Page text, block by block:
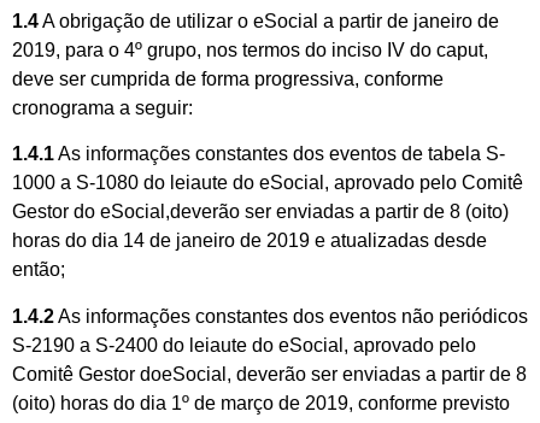
1.4A obrigação de utilizar o eSocial a partir de janeiro de
2019, para o 4º grupo, nos termos do inciso IV do caput,
deve ser cumprida de forma progressiva, conforme
cronograma a seguir:
1.4.1As informações constantes dos eventos de tabela S-
1000 a S-1080 do leiaute do eSocial, aprovado pelo Comitê
Gestor do eSocial,deverão ser enviadas a partir de 8 (oito)
horas do dia 14 de janeiro de 2019 e atualizadas desde
então;
1.4.2As informações constantes dos eventos não periódicos
S-2190 a S-2400 do leiaute do eSocial, aprovado pelo
Comitê Gestor doeSocial, deverão ser enviadas a partir de 8
(oito) horas do dia 1º de março de 2019, conforme previsto